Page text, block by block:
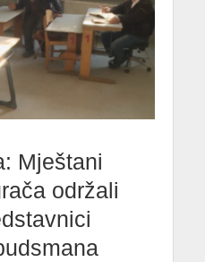
Mještani
održali